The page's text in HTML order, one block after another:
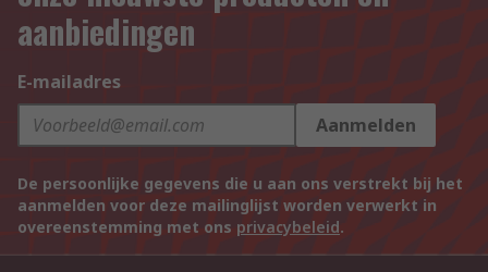
aanbiedingen
E-mailadres
Aanmelden
De persoonlijke gegevens die u aan ons verstrekt bij het
aanmelden voor deze mailinglijst worden verwerkt in
overeenstemming met ons privacybeleid.